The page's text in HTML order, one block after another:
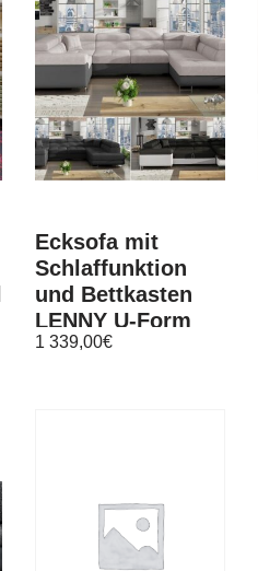
Ecksofa mit
Schlaffunktion
und Bettkasten
LENNY U-Form
XXL
1 339,00€